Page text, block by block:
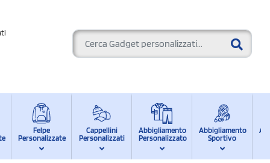
Felpe
Personalizzate
Cappellini
Personalizzati
Abbigliamento
Personalizzato
Abbigliamento
Sportivo